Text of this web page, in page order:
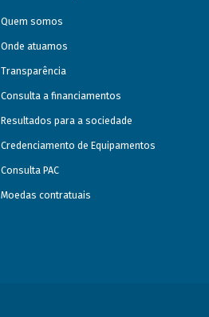
Quem somos
Onde atuamos
Transparência
Consulta a financiamentos
Resultados para a sociedade
Credenciamento de Equipamentos
Consulta PAC
Moedas contratuais